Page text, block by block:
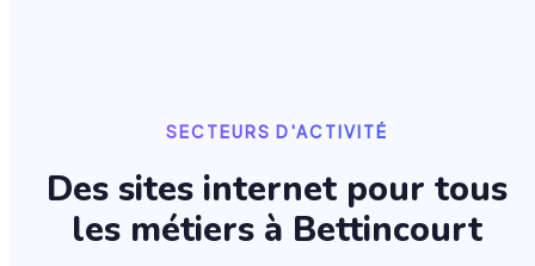
SECTEURS D'ACTIVITÉ
Des sites internet pour tous
les métiers à Bettincourt